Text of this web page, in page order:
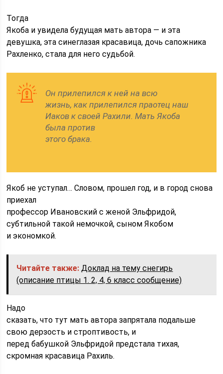
Тогда
Якоба и увидела будущая мать автора — и эта
девушка, эта синеглазая красавица, дочь сапожника
Рахленко, стала для него судьбой.
Он прилепился к ней на всю
жизнь, как прилепился праотец наш
Иаков к своей Рахили. Мать Якоба
была против
этого брака.
Якоб не уступал… Словом, прошел год, и в город снова
приехал
профессор Ивановский с женой Эльфридой,
субтильной такой немочкой, сыном Якобом
и экономкой.
Читайте также: Доклад на тему снегирь
(описание птицы 1. 2, 4, 6 класс сообщение)
Надо
сказать, что тут мать автора запрятала подальше
свою дерзость и строптивость, и
перед бабушкой Эльфридой предстала тихая,
скромная красавица Рахиль.